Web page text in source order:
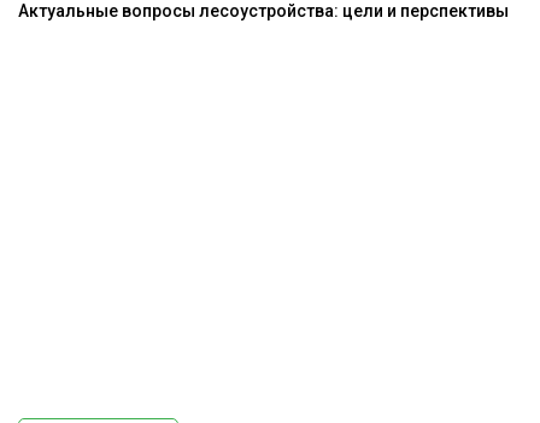
Актуальные вопросы лесоустройства: цели и перспективы